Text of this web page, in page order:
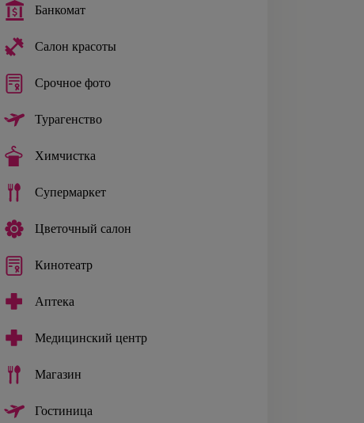
Банкомат
Салон красоты
Срочное фото
Турагенство
Химчистка
Супермаркет
Цветочный салон
Кинотеатр
Аптека
Медицинский центр
Магазин
Гостиница